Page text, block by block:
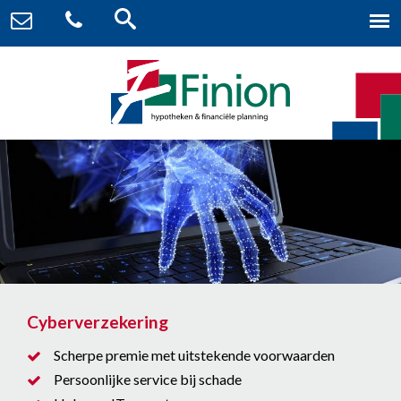
Cyberverzekering
Scherpe premie met uitstekende voorwaarden
Persoonlijke service bij schade